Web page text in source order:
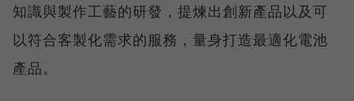
知識與製作工藝的研發，提煉出創新產品以及可
以符合客製化需求的服務，量身打造最適化電池
產品。